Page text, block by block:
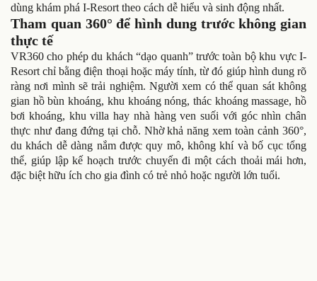
dùng khám phá I-Resort theo cách dễ hiểu và sinh động nhất.
Tham quan 360° để hình dung trước không gian
thực tế
VR360 cho phép du khách “dạo quanh” trước toàn bộ khu vực I-
Resort chỉ bằng điện thoại hoặc máy tính, từ đó giúp hình dung rõ
ràng nơi mình sẽ trải nghiệm. Người xem có thể quan sát không
gian hồ bùn khoáng, khu khoáng nóng, thác khoáng massage, hồ
bơi khoáng, khu villa hay nhà hàng ven suối với góc nhìn chân
thực như đang đứng tại chỗ. Nhờ khả năng xem toàn cảnh 360°,
du khách dễ dàng nắm được quy mô, không khí và bố cục tổng
thể, giúp lập kế hoạch trước chuyến đi một cách thoải mái hơn,
đặc biệt hữu ích cho gia đình có trẻ nhỏ hoặc người lớn tuổi.